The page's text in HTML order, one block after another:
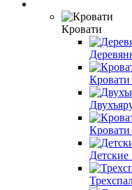
Кровати
Кровати
Детские